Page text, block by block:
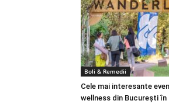
Boli & Remedii
Cele mai interesante
wellness din București în